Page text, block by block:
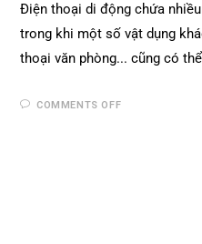
Điện thoại di động chứa
trong khi một số vật dụng
thoại văn phòng... cũng có
COMMENTS OFF